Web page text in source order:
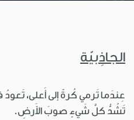
الجاذِبيّة
عِندَما تَرمي كُرةً إلى أَعلى،
تَشُدُّ كلَّ شَيءٍ صوبَ الأَرضِ.